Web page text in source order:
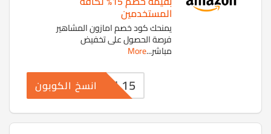
المستخدمين
يمنحك كود خصم امازون المشاهير
فرصة الحصول على تخفيض
مباشر...
More
WEL15 انسخ الكوبون